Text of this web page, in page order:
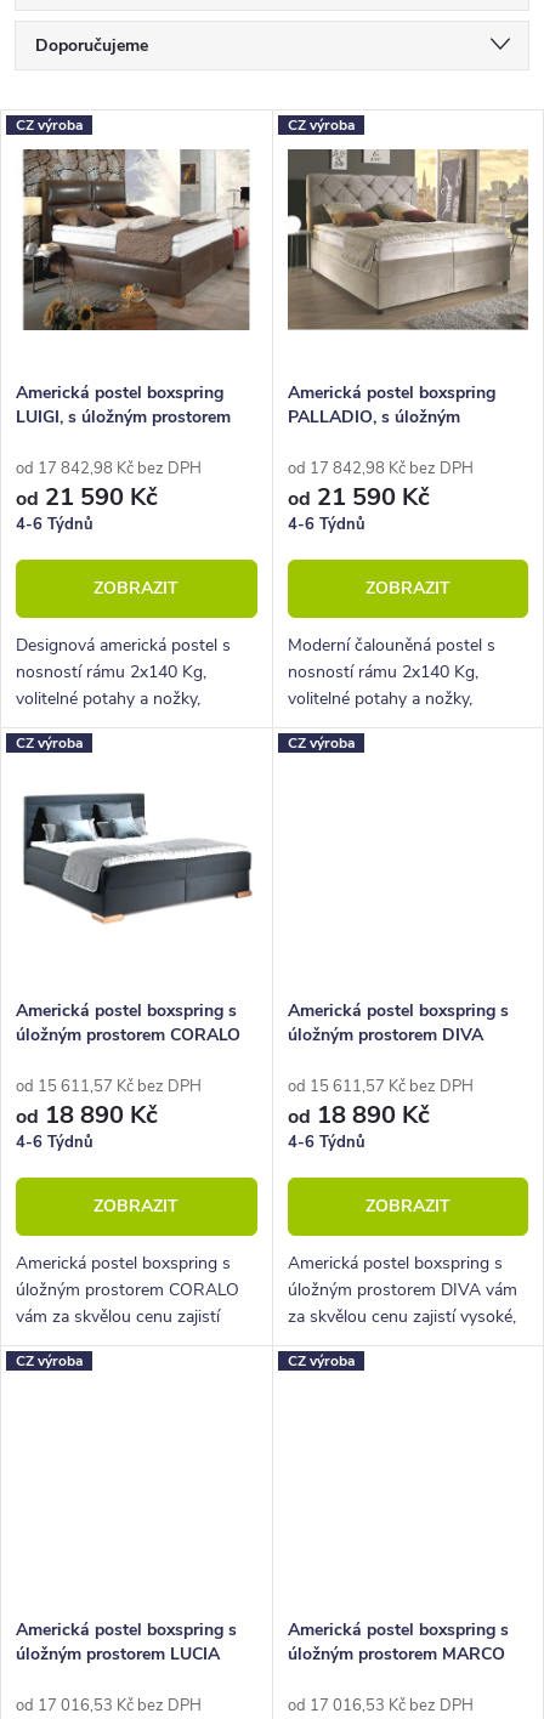
a
z
e
n
p
o
d
u
k
t
ů
Doporučujeme
Nejdražší
Nejprodávanější
Abecedně
V
ý
p
s
r
o
d
u
k
t
ů
CZ výroba
Americká postel boxspring
LUIGI, s úložným prostorem
od 17 842,98 Kč bez DPH
od 21 590 Kč
4-6 Týdnů
ZOBRAZIT
Designová americká postel s
nosností rámu 2x140 Kg,
volitelné potahy a nožky,
hluboký úložný prostor.
CZ výroba
Americká postel boxspring
PALLADIO, s úložným
od 17 842,98 Kč bez DPH
od 21 590 Kč
4-6 Týdnů
ZOBRAZIT
Moderní čalouněná postel s
nosností rámu 2x140 Kg,
volitelné potahy a nožky,
hluboký úložný prostor.
CZ výroba
Americká postel boxspring s
úložným prostorem CORALO
od 15 611,57 Kč bez DPH
od 18 890 Kč
4-6 Týdnů
ZOBRAZIT
Americká postel boxspring s
úložným prostorem CORALO
vám za skvělou cenu zajistí
vysoké, pohodlné spaní a velký
úložný prostor.
CZ výroba
Americká postel boxspring s
úložným prostorem DIVA
od 15 611,57 Kč bez DPH
od 18 890 Kč
4-6 Týdnů
ZOBRAZIT
Americká postel boxspring s
úložným prostorem DIVA vám
za skvělou cenu zajistí vysoké,
pohodlné spaní a velký úložný
prostor.
CZ výroba
Americká postel boxspring s
úložným prostorem LUCIA
od 17 016,53 Kč bez DPH
CZ výroba
Americká postel boxspring s
úložným prostorem MARCO
od 17 016,53 Kč bez DPH